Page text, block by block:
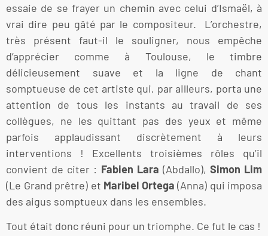
essaie de se frayer un chemin avec celui d’Ismaël, à
vrai dire peu gâté par le compositeur. L’orchestre,
très présent faut-il le souligner, nous empêche
d’apprécier comme à Toulouse, le timbre
délicieusement suave et la ligne de chant
somptueuse de cet artiste qui, par ailleurs, porta une
attention de tous les instants au travail de ses
collègues, ne les quittant pas des yeux et même
parfois applaudissant discrètement à leurs
interventions ! Excellents troisièmes rôles qu’il
convient de citer : Fabien Lara (Abdallo), Simon Lim
(Le Grand prêtre) et Maribel Ortega (Anna) qui imposa
des aigus somptueux dans les ensembles.
Tout était donc réuni pour un triomphe. Ce fut le cas !